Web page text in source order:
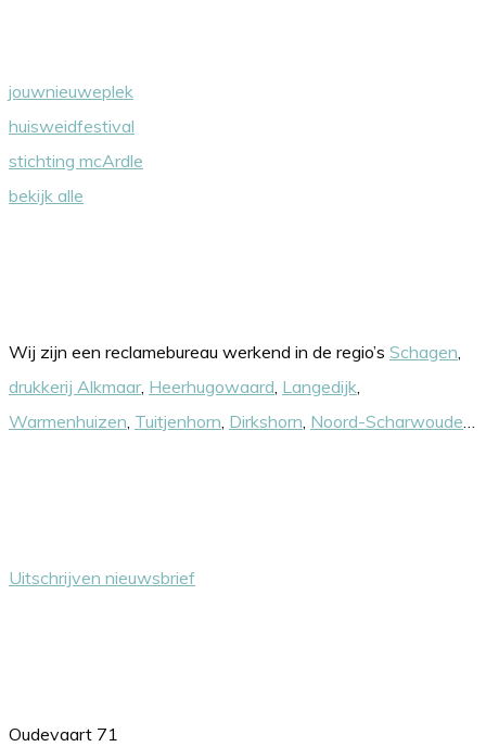
jouwnieuweplek
huisweidfestival
stichting mcArdle
bekijk alle
Wij zijn een reclamebureau werkend in de regio’s Schagen,
drukkerij Alkmaar, Heerhugowaard, Langedijk,
Warmenhuizen, Tuitjenhorn, Dirkshorn, Noord-Scharwoude…
Uitschrijven nieuwsbrief
Oudevaart 71